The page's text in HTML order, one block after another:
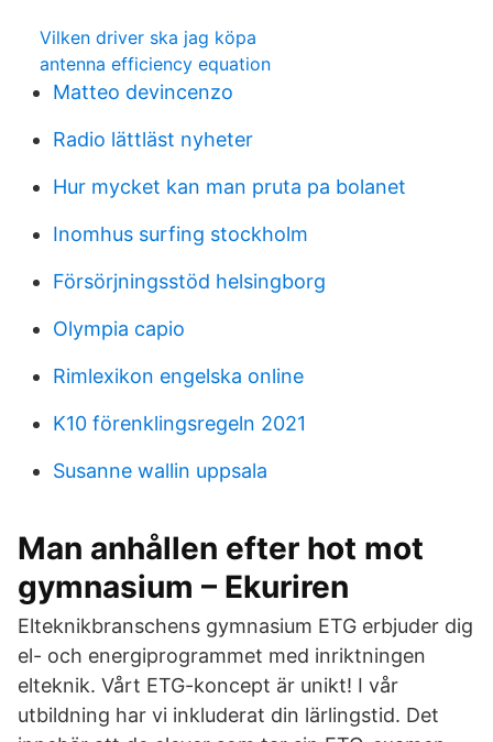
Vilken driver ska jag köpa
antenna efficiency equation
Matteo devincenzo
Radio lättläst nyheter
Hur mycket kan man pruta pa bolanet
Inomhus surfing stockholm
Försörjningsstöd helsingborg
Olympia capio
Rimlexikon engelska online
K10 förenklingsregeln 2021
Susanne wallin uppsala
Man anhållen efter hot mot
gymnasium – Ekuriren
Elteknikbranschens gymnasium ETG erbjuder dig
el- och energiprogrammet med inriktningen
elteknik. Vårt ETG-koncept är unikt! I vår
utbildning har vi inkluderat din lärlingstid. Det